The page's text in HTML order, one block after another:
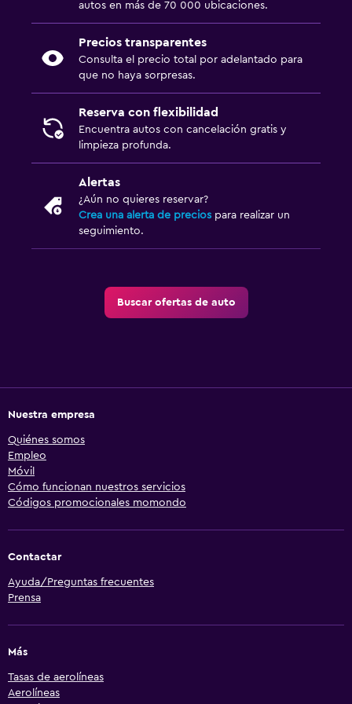
autos en más de 70 000 ubicaciones.
Precios transparentes
Consulta el precio total por adelantado para
que no haya sorpresas.
Reserva con flexibilidad
Encuentra autos con cancelación gratis y
limpieza profunda.
Alertas
¿Aún no quieres reservar?
Crea una alerta de precios para realizar un
seguimiento.
Buscar ofertas de auto
Nuestra empresa
Quiénes somos
Empleo
Móvil
Cómo funcionan nuestros servicios
Códigos promocionales momondo
Contactar
Ayuda/Preguntas frecuentes
Prensa
Más
Tasas de aerolíneas
Aerolíneas